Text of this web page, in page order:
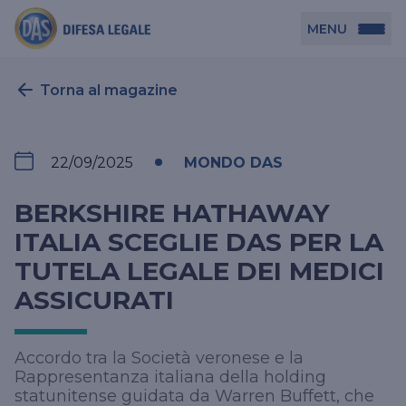
Persona
DAS in Movimento
La nostra famiglia, la nostra casa, la nostra intimità.
Azienda
DAS Tutela Aziende
DAS Impresa Edile
DAS Tutela Manager P. Giuridica
DAS in Condominio
DAS Circolazione Business
DAS Ritiro Patente Business
Professionista
DAS Professionista
DAS Professione Sanitaria
DAS Tutela Manager P. Fisica
Cerca Agenzia
MENU
Torna al magazine
22/09/2025 MONDO DAS
BERKSHIRE HATHAWAY
ITALIA SCEGLIE DAS PER LA
TUTELA LEGALE DEI MEDICI
ASSICURATI
Accordo tra la Società veronese e la
Rappresentanza italiana della holding
statunitense guidata da Warren Buffett, che